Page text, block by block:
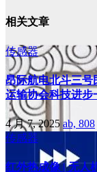
相关文章
传感器
昂际航电北斗三号
运输协会科技进步
4 月 7, 2025 ab, 808
传感器
红外热成像 | 无人